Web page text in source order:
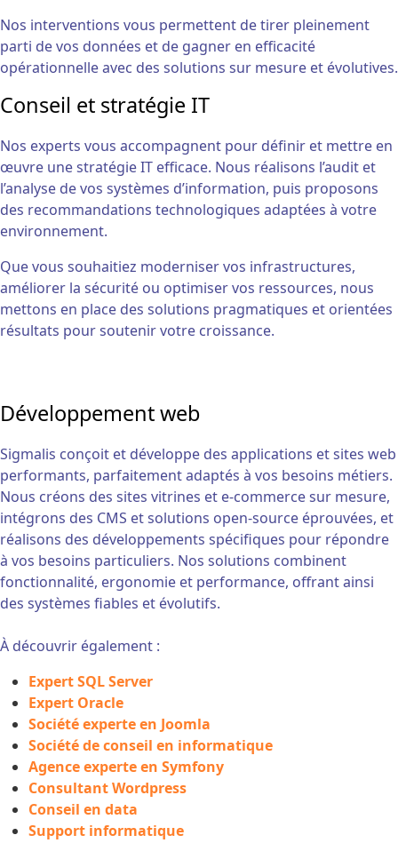
Nos interventions vous permettent de tirer pleinement
parti de vos données et de gagner en efficacité
opérationnelle avec des solutions sur mesure et évolutives.
Conseil et stratégie IT
Nos experts vous accompagnent pour définir et mettre en
œuvre une stratégie IT efficace. Nous réalisons l’audit et
l’analyse de vos systèmes d’information, puis proposons
des recommandations technologiques adaptées à votre
environnement.
Que vous souhaitiez moderniser vos infrastructures,
améliorer la sécurité ou optimiser vos ressources, nous
mettons en place des solutions pragmatiques et orientées
résultats pour soutenir votre croissance.
Développement web
Sigmalis conçoit et développe des applications et sites web
performants, parfaitement adaptés à vos besoins métiers.
Nous créons des sites vitrines et e-commerce sur mesure,
intégrons des CMS et solutions open-source éprouvées, et
réalisons des développements spécifiques pour répondre
à vos besoins particuliers. Nos solutions combinent
fonctionnalité, ergonomie et performance, offrant ainsi
des systèmes fiables et évolutifs.
À découvrir également :
Expert SQL Server
Expert Oracle
Société experte en Joomla
Société de conseil en informatique
Agence experte en Symfony
Consultant Wordpress
Conseil en data
Support informatique